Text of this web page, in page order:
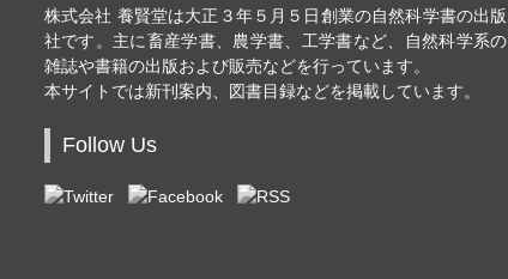
株式会社 養賢堂は大正３年５月５日創業の自然科学書の出版
社です。主に畜産学書、農学書、工学書など、自然科学系の
雑誌や書籍の出版および販売などを行っています。
本サイトでは新刊案内、図書目録などを掲載しています。
Follow Us